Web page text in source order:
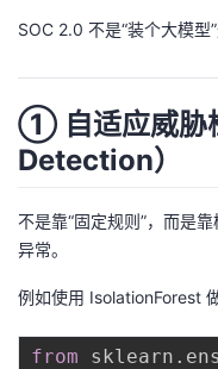
SOC 2.0 不是“装个大模型
① 自适应威胁
Detection）
不是靠“固定规则”，而是
异常。
例如使用 IsolationForest
from sklearn .